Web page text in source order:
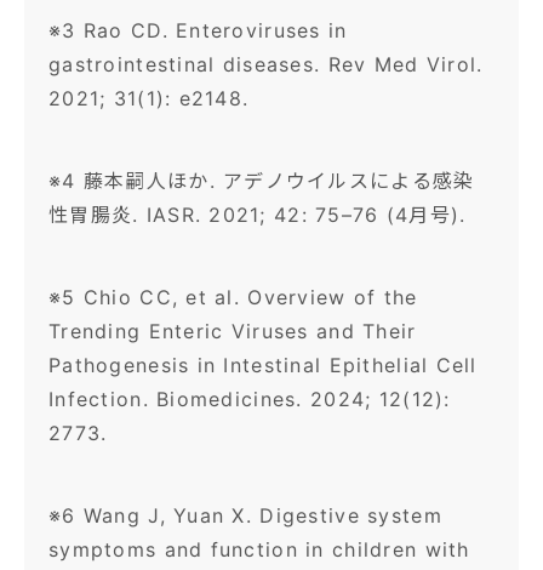
※3 Rao CD. Enteroviruses in
gastrointestinal diseases. Rev Med Virol.
2021; 31(1): e2148.
※4 藤本嗣人ほか. アデノウイルスによる感染
性胃腸炎. IASR. 2021; 42: 75–76 (4月号).
※5 Chio CC, et al. Overview of the
Trending Enteric Viruses and Their
Pathogenesis in Intestinal Epithelial Cell
Infection. Biomedicines. 2024; 12(12):
2773.
※6 Wang J, Yuan X. Digestive system
symptoms and function in children with